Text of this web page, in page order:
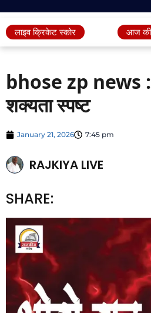
लाइव क्रिकेट स्कोर आज की
bhose zp news :
शक्यता स्पष्ट
January 21, 2026 7:45 pm
RAJKIYA LIVE
SHARE: